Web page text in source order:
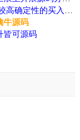
牛源码
皆可源码